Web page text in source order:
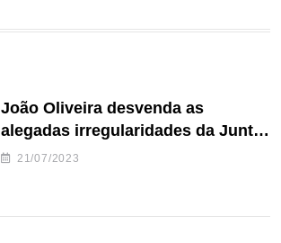
João Oliveira desvenda as
alegadas irregularidades da Junta
de Freguesia S. João de Ver
21/07/2023